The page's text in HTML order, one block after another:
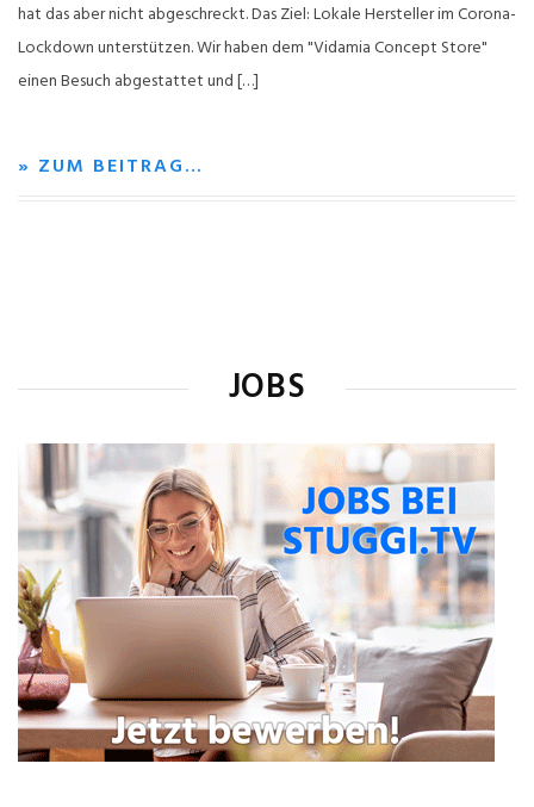
hat das aber nicht abgeschreckt. Das Ziel: Lokale Hersteller im Corona-
Lockdown unterstützen. Wir haben dem "Vidamia Concept Store"
einen Besuch abgestattet und […]
» ZUM BEITRAG…
JOBS